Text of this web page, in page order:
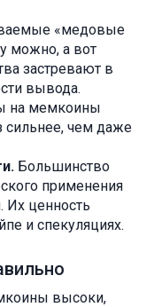
«медовые
можно, а вот
застревают в
вывода.
на мемкоины
сильнее, чем даже
Большинство
применения
Их ценность
и спекуляциях.
высоки,